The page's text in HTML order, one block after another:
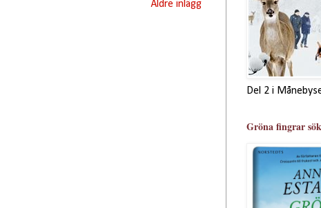
Äldre inlägg
Del 2 i
Gröna fingrar